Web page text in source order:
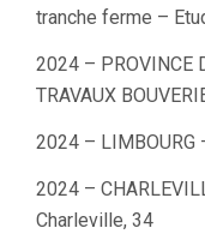
tranche ferme –
2024 – PROVINCE
TRAVAUX
2024 –
2024 –
Charleville, 34